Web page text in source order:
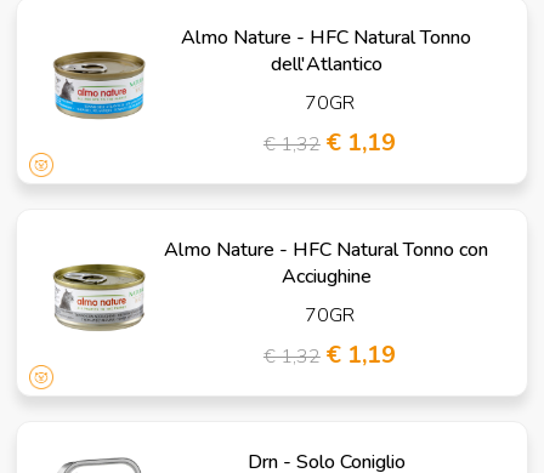
Almo Nature - HFC Natural Tonno
dell'Atlantico
70GR
€ 1,32 € 1,19
Almo Nature - HFC Natural Tonno con
Acciughine
70GR
€ 1,32 € 1,19
Drn - Solo Coniglio